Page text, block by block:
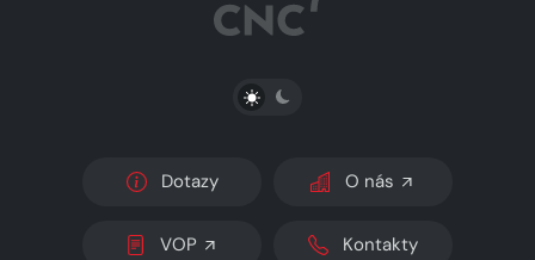
PŘEPNOUT SVĚTLÝ/TMAVÝ REŽIM
Dotazy O nás
VOP Kontakty